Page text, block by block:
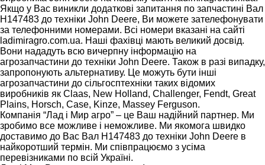
Якщо у Вас виникли додаткові запитання по запчастині Вал
H147483 до техніки John Deere, Ви можете зателефонувати
за телефонними номерами. Всі номери вказані на сайті
ladimiragro.com.ua. Наші фахівці мають великий досвід.
Вони нададуть всю вичерпну інформацію на
агрозапчастини до техніки John Deere. Також в разі випадку,
запропонують альтернативу. Це можуть бути інші
агрозапчастини до сільгосптехніки таких відомих
виробників як Claas, New Holland, Challenger, Fendt, Great
Plains, Horsch, Case, Kinze, Massey Ferguson.
Компанія “Лад і Мир агро” – це Ваш надійний партнер. Ми
зробимо все можливе і неможливе. Ми якомога швидко
доставимо до Вас Вал H147483 до техніки John Deere в
найкоротший термін. Ми співпрацюємо з усіма
перевізниками по всій Україні.